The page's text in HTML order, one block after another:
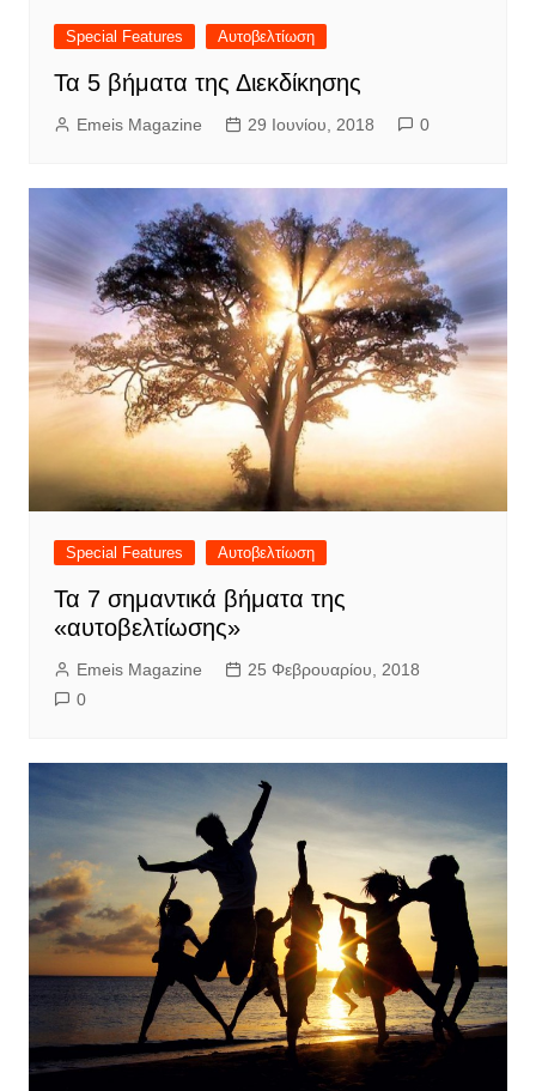
Special Features Αυτοβελτίωση
Τα 5 βήματα της Διεκδίκησης
Emeis Magazine 29 Ιουνίου, 2018 0
Special Features Αυτοβελτίωση
Τα 7 σημαντικά βήματα της
«αυτοβελτίωσης»
Emeis Magazine
25 Φεβρουαρίου, 2018
0